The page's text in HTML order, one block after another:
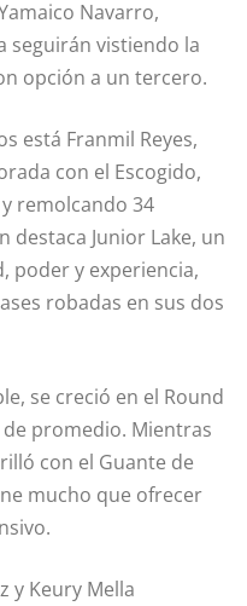
Navarro,
seguirán vistiendo la
opción a un tercero.
está Franmil Reyes,
con el Escogido,
remolcando 34
destaca Junior Lake, un
poder y experiencia,
robadas en sus dos
se creció en el Round
de promedio. Mientras
con el Guante de
mucho que ofrecer
y Keury Mella